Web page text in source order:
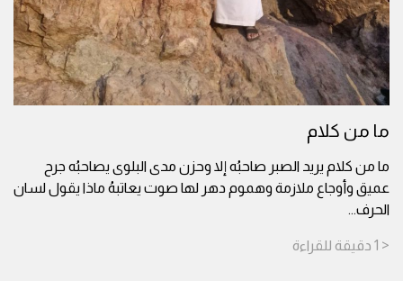
ما من كلام
ما من كلام يريد الصبر صاحبُه إلا وحزن مدى البلوى يصاحبُه جرح
عميق وأوجاع ملازمة وهموم دهر لها صوت يعاتبهُ ماذا يقول لسان
الحرف...
< 1 دقيقة للقراءة